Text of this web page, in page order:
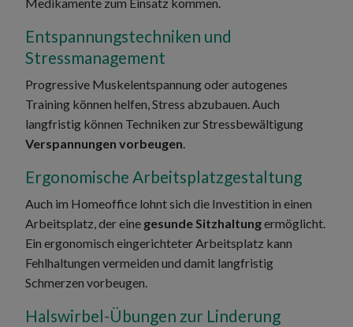
Entspannungstechniken und
Stressmanagement
Progressive Muskelentspannung oder autogenes
Training können helfen, Stress abzubauen. Auch
langfristig können Techniken zur Stressbewältigung
Verspannungen vorbeugen.
Ergonomische Arbeitsplatzgestaltung
Auch im Homeoffice lohnt sich die Investition in einen
Arbeitsplatz, der eine gesunde Sitzhaltungermöglicht.
Ein ergonomisch eingerichteter Arbeitsplatz kann
Fehlhaltungen vermeiden und damit langfristig
Schmerzen vorbeugen.
Halswirbel-Übungen zur Linderung